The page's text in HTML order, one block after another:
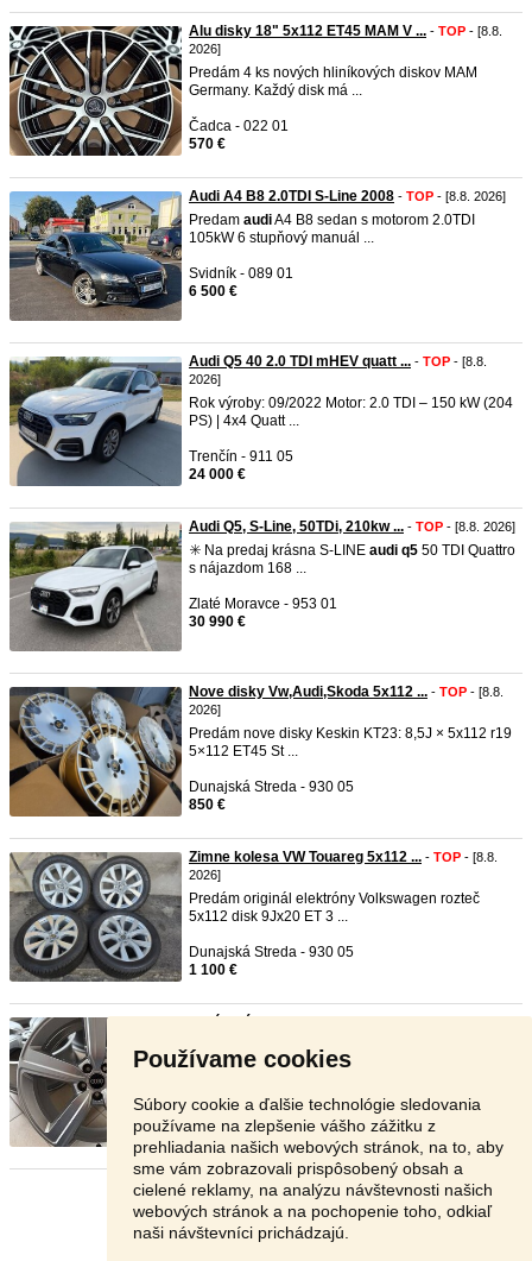
Používame cookies
Súbory cookie a ďalšie technológie sledovania
používame na zlepšenie vášho zážitku z
prehliadania našich webových stránok, na to, aby
sme vám zobrazovali prispôsobený obsah a
cielené reklamy, na analýzu návštevnosti našich
webových stránok a na pochopenie toho, odkiaľ
naši návštevníci prichádzajú.
Alu disky 18" 5x112 ET45 MAM V ... - TOP - [8.8.
2026]
Predám 4 ks nových hliníkových diskov MAM
Germany. Každý disk má ...
Čadca - 022 01
570 €
Audi A4 B8 2.0TDI S-Line 2008 - TOP - [8.8. 2026]
Predam audiA4 B8 sedan s motorom 2.0TDI
105kW 6 stupňový manuál ...
Svidník - 089 01
6 500 €
Audi Q5 40 2.0 TDI mHEV quatt ... - TOP - [8.8.
2026]
Rok výroby: 09/2022 Motor: 2.0 TDI – 150 kW (204
PS) | 4x4 Quatt ...
Trenčín - 911 05
24 000 €
Audi Q5, S-Line, 50TDi, 210kw ... - TOP - [8.8. 2026]
✳️ Na predaj krásna S-LINE audi q5 50 TDI Quattro
s nájazdom 168 ...
Zlaté Moravce - 953 01
30 990 €
Nove disky Vw,Audi,Skoda 5x112 ... - TOP - [8.8.
2026]
Predám nove disky Keskin KT23: 8,5J × 5x112 r19
5×112 ET45 St ...
Dunajská Streda - 930 05
850 €
Zimne kolesa VW Touareg 5x112 ... - TOP - [8.8.
2026]
Predám originál elektróny Volkswagen rozteč
5x112 disk 9Jx20 ET 3 ...
Dunajská Streda - 930 05
1 100 €
Zdravím, predám zánovné hliníkové disky R20
Námestovo - 029 01
749 €
Stránka: 1 2 3 Ďalšia